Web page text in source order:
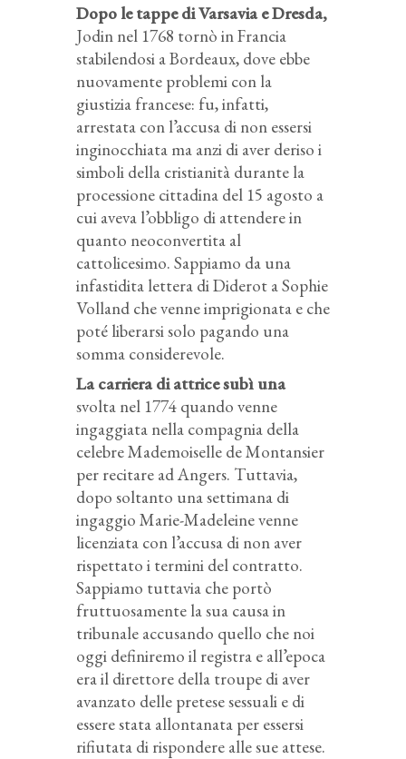
Dopo le tappe di Varsavia e Dresda,
Jodin nel 1768 tornò in Francia
stabilendosi a Bordeaux, dove ebbe
nuovamente problemi con la
giustizia francese: fu, infatti,
arrestata con l’accusa di non essersi
inginocchiata ma anzi di aver deriso i
simboli della cristianità durante la
processione cittadina del 15 agosto a
cui aveva l’obbligo di attendere in
quanto neoconvertita al
cattolicesimo. Sappiamo da una
infastidita lettera di Diderot a Sophie
Volland che venne imprigionata e che
poté liberarsi solo pagando una
somma considerevole.
La carriera di attrice subì una
svolta nel 1774 quando venne
ingaggiata nella compagnia della
celebre Mademoiselle de Montansier
per recitare ad Angers. Tuttavia,
dopo soltanto una settimana di
ingaggio Marie-Madeleine venne
licenziata con l’accusa di non aver
rispettato i termini del contratto.
Sappiamo tuttavia che portò
fruttuosamente la sua causa in
tribunale accusando quello che noi
oggi definiremo il registra e all’epoca
era il direttore della troupe di aver
avanzato delle pretese sessuali e di
essere stata allontanata per essersi
rifiutata di rispondere alle sue attese.